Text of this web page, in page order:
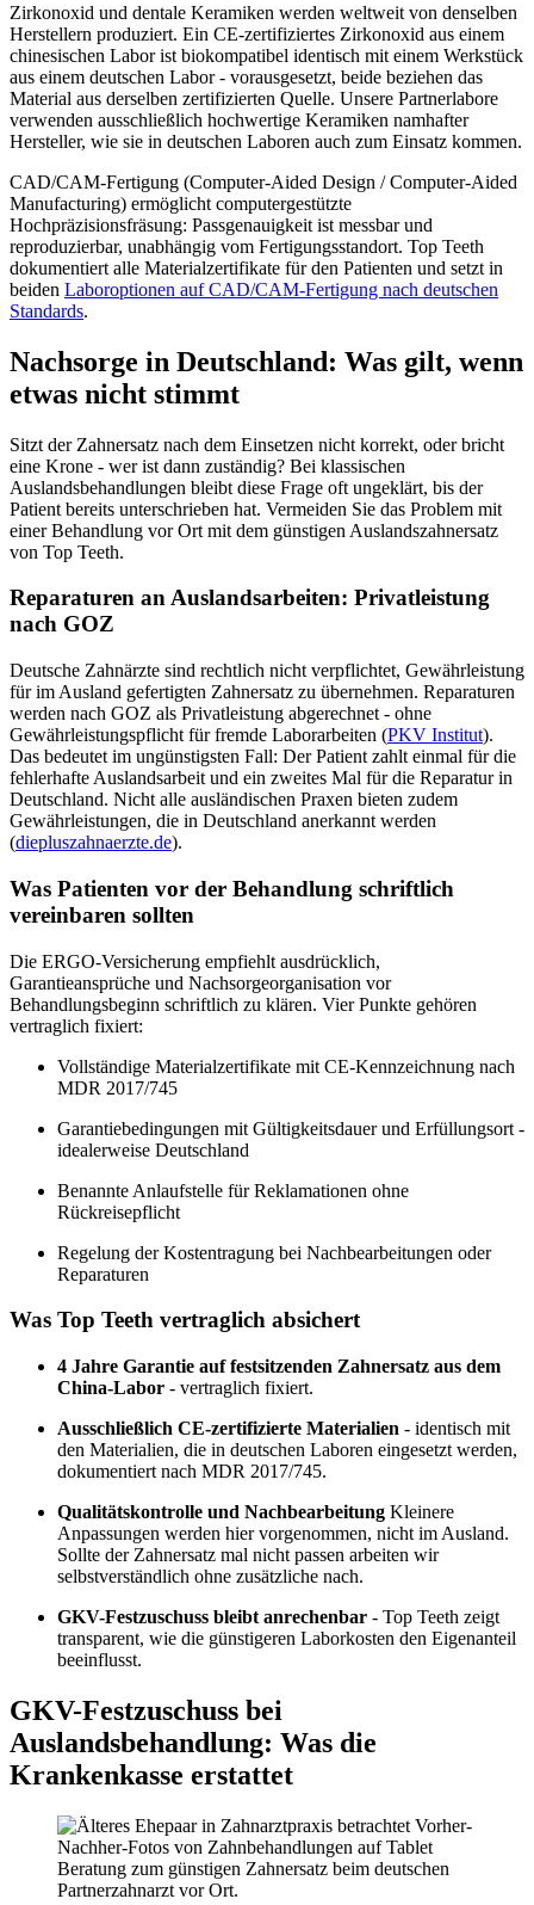
Zirkonoxid und dentale Keramiken werden weltweit von denselben
Herstellern produziert. Ein CE-zertifiziertes Zirkonoxid aus einem
chinesischen Labor ist biokompatibel identisch mit einem Werkstück
aus einem deutschen Labor - vorausgesetzt, beide beziehen das
Material aus derselben zertifizierten Quelle. Unsere Partnerlabore
verwenden ausschließlich hochwertige Keramiken namhafter
Hersteller, wie sie in deutschen Laboren auch zum Einsatz kommen.
CAD/CAM-Fertigung (Computer-Aided Design / Computer-Aided
Manufacturing) ermöglicht computergestützte
Hochpräzisionsfräsung: Passgenauigkeit ist messbar und
reproduzierbar, unabhängig vom Fertigungsstandort. Top Teeth
dokumentiert alle Materialzertifikate für den Patienten und setzt in
beiden Laboroptionen auf CAD/CAM-Fertigung nach deutschen
Standards.
Nachsorge in Deutschland: Was gilt, wenn
etwas nicht stimmt
Sitzt der Zahnersatz nach dem Einsetzen nicht korrekt, oder bricht
eine Krone - wer ist dann zuständig? Bei klassischen
Auslandsbehandlungen bleibt diese Frage oft ungeklärt, bis der
Patient bereits unterschrieben hat. Vermeiden Sie das Problem mit
einer Behandlung vor Ort mit dem günstigen Auslandszahnersatz
von Top Teeth.
Reparaturen an Auslandsarbeiten: Privatleistung
nach GOZ
Deutsche Zahnärzte sind rechtlich nicht verpflichtet, Gewährleistung
für im Ausland gefertigten Zahnersatz zu übernehmen. Reparaturen
werden nach GOZ als Privatleistung abgerechnet - ohne
Gewährleistungspflicht für fremde Laborarbeiten (PKV Institut).
Das bedeutet im ungünstigsten Fall: Der Patient zahlt einmal für die
fehlerhafte Auslandsarbeit und ein zweites Mal für die Reparatur in
Deutschland. Nicht alle ausländischen Praxen bieten zudem
Gewährleistungen, die in Deutschland anerkannt werden
(diepluszahnaerzte.de).
Was Patienten vor der Behandlung schriftlich
vereinbaren sollten
Die ERGO-Versicherung empfiehlt ausdrücklich,
Garantieansprüche und Nachsorgeorganisation vor
Behandlungsbeginn schriftlich zu klären. Vier Punkte gehören
vertraglich fixiert:
Vollständige Materialzertifikate mit CE-Kennzeichnung nach
MDR 2017/745
Garantiebedingungen mit Gültigkeitsdauer und Erfüllungsort -
idealerweise Deutschland
Benannte Anlaufstelle für Reklamationen ohne
Rückreisepflicht
Regelung der Kostentragung bei Nachbearbeitungen oder
Reparaturen
Was Top Teeth vertraglich absichert
4 Jahre Garantie auf festsitzenden Zahnersatz aus dem
China-Labor - vertraglich fixiert.
Ausschließlich CE-zertifizierte Materialien - identisch mit
den Materialien, die in deutschen Laboren eingesetzt werden,
dokumentiert nach MDR 2017/745.
Qualitätskontrolle und Nachbearbeitung Kleinere
Anpassungen werden hier vorgenommen, nicht im Ausland.
Sollte der Zahnersatz mal nicht passen arbeiten wir
selbstverständlich ohne zusätzliche nach.
GKV-Festzuschuss bleibt anrechenbar - Top Teeth zeigt
transparent, wie die günstigeren Laborkosten den Eigenanteil
beeinflusst.
GKV-Festzuschuss bei
Auslandsbehandlung: Was die
Krankenkasse erstattet
Beratung zum günstigen Zahnersatz beim deutschen
Partnerzahnarzt vor Ort.